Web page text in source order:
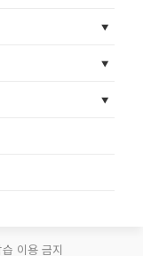
이용 금지